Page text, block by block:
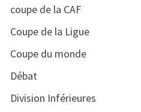
coupe de la CAF
Coupe de la Ligue
Coupe du monde
Débat
Division Inférieures